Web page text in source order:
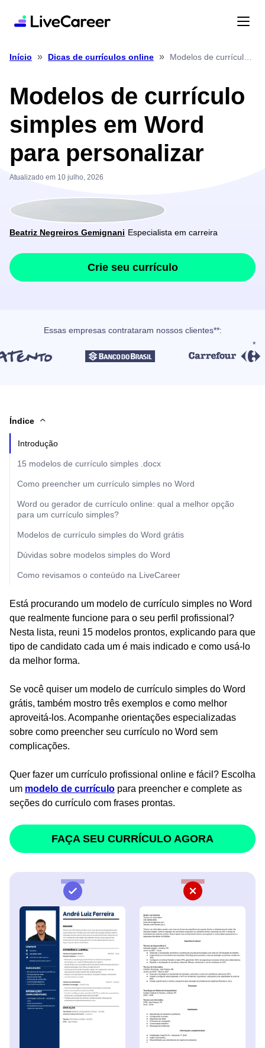
Início » Dicas de currículos online »
Modelos de currículo
simples em Word
para personalizar
Atualizado em 10 julho, 2026
Beatriz Negreiros Gemignani Especialista em carreira
Crie seu currículo
Essas empresas contrataram nossos clientes**:
Índice
Introdução
15 modelos de currículo simples .docx
Como preencher um currículo simples no Word
Word ou gerador de currículo online: qual a melhor opção
para um currículo simples?
Modelos de currículo simples do Word grátis
Dúvidas sobre modelos simples do Word
Como revisamos o conteúdo na LiveCareer
Está procurando um modelo de currículo simples no Word
que realmente funcione para o seu perfil profissional?
Nesta lista, reuni 15 modelos prontos, explicando para que
tipo de candidato cada um é mais indicado e como usá-lo
da melhor forma.
Se você quiser um modelo de currículo simples do Word
grátis, também mostro três exemplos e como melhor
aproveitá-los. Acompanhe orientações especializadas
sobre como preencher seu currículo no Word sem
complicações.
Quer fazer um currículo profissional online e fácil? Escolha
um modelo de currículo para preencher e complete as
seções do currículo com frases prontas.
FAÇA SEU CURRÍCULO AGORA